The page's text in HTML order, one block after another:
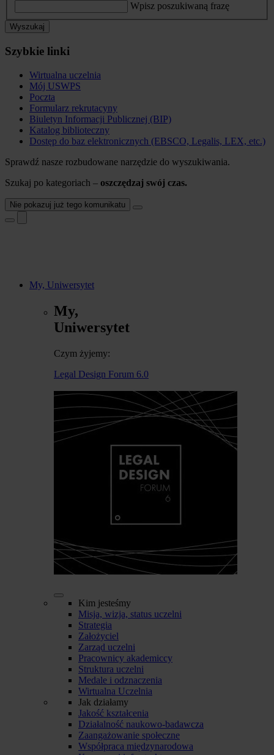
Wpisz poszukiwaną frazę
Wyszukaj
Szybkie linki
Wirtualna uczelnia
Mój USWPS
Poczta
Formularz rekrutacyny
Biuletyn Informacji Publicznej (BIP)
Katalog biblioteczny
Dostęp do baz elektronicznych (EBSCO, Legalis, LEX, etc.)
Sprawdź nasze rozbudowane narzędzie do wyszukiwania.
Szukaj po kategoriach – oszczędzaj swój czas.
Nie pokazuj już tego komunikatu
My, Uniwersytet
My,
Uniwersytet
Czym żyjemy:
Legal Design Forum 6.0
Kim jesteśmy
Misja, wizja, status uczelni
Strategia
Założyciel
Zarząd uczelni
Pracownicy akademiccy
Struktura uczelni
Medale i odznaczenia
Wirtualna Uczelnia
Jak działamy
Jakość kształcenia
Działalność naukowo-badawcza
Zaangażowanie społeczne
Współpraca międzynarodowa